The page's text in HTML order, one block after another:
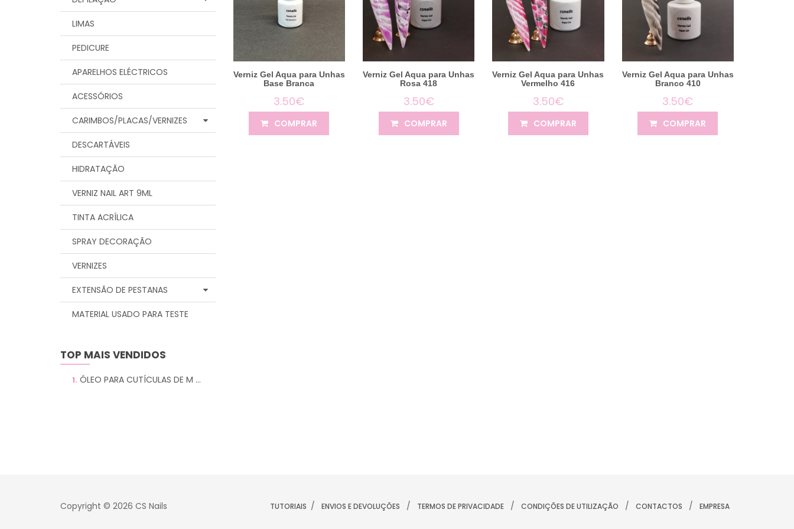
LIMAS
PEDICURE
APARELHOS ELÉCTRICOS
ACESSÓRIOS
CARIMBOS/PLACAS/VERNIZES
DESCARTÁVEIS
HIDRATAÇÃO
VERNIZ NAIL ART 9ML
TINTA ACRÍLICA
SPRAY DECORAÇÃO
VERNIZES
EXTENSÃO DE PESTANAS
MATERIAL USADO PARA TESTE
TOP MAIS VENDIDOS
1. ÓLEO PARA CUTÍCULAS DE M ...
Verniz Gel Aqua para Unhas
Base Branca
3.50€
COMPRAR
Verniz Gel Aqua para Unhas
Rosa 418
3.50€
COMPRAR
Verniz Gel Aqua para Unhas
Vermelho 416
3.50€
COMPRAR
Verniz Gel Aqua para Unhas
Branco 410
3.50€
COMPRAR
Copyright © 2026 CS Nails TUTORIAIS / ENVIOS E DEVOLUÇÕES / TERMOS DE PRIVACIDADE / CONDIÇÕES DE UTILIZAÇÃO / CONTACTOS / EMPRESA